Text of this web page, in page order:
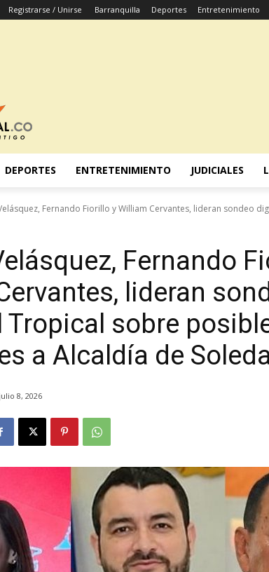
Registrarse / Unirse Barranquilla Deportes Entretenimiento
DEPORTES ENTRETENIMIENTO JUDICIALES
Fernando Fiorillo y William Cervantes, lideran sondeo
Fernando
lideran
Tropical sobre
a Alcaldía de
julio 8, 2026